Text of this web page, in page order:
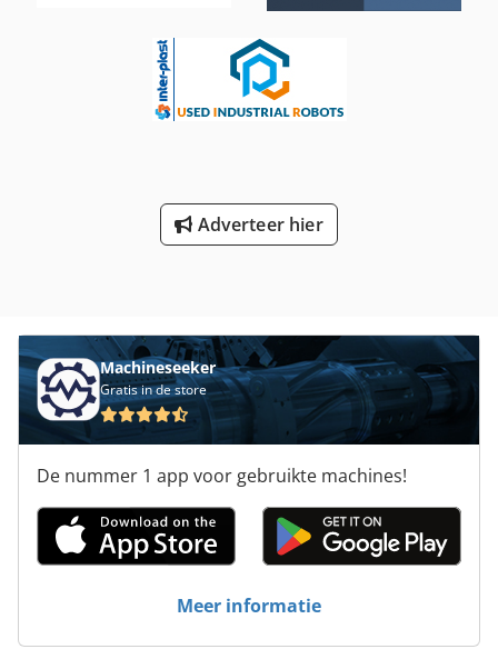
Adverteer hier
Machineseeker
Gratis in de store
De nummer 1 app voor gebruikte machines!
Meer informatie